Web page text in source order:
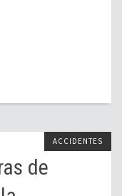
ACCIDENTES
de